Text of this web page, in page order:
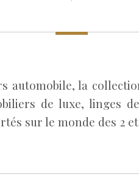
automobile, la
de luxe, linges
sur le monde des 2